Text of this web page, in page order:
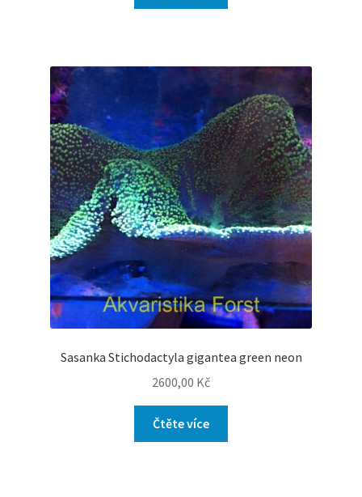
Sasanka Stichodactyla gigantea green neon
2600,00 Kč
Čtěte více